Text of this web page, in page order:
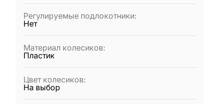
Регулируемые подлокотники:
Нет
Материал колесиков:
Пластик
Цвет колесиков:
На выбор